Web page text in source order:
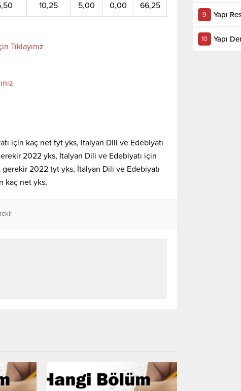
10,25 5,00 0,00
66,25
Tıklayınız
için kaç net tyt yks, İtalyan Dili ve Edebiyatı
2022 yks, İtalyan Dili ve Edebiyatı için
2022 tyt yks, İtalyan Dili ve Edebiyatı
kaç net yks,